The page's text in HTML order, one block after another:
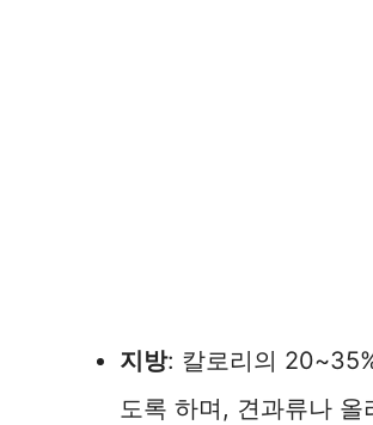
지방: 칼로리의
도록 하며, 견과류나 올